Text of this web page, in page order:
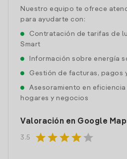
Nuestro equipo te ofrece
para ayudarte con:
Contratación de tarifas de
Smart
Información sobre energía
Gestión de facturas, pagos
Asesoramiento en
hogares y negocios
Valoración en Google
3.5 starstarstarstar star